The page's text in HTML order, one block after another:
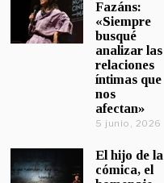
Fazáns:
«Siempre
busqué
analizar las
relaciones
íntimas que
nos
afectan»
5 junio, 2026
El hijo de la
cómica, el